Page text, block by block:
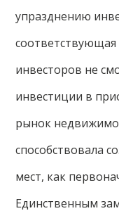
упразднению
инвесторов не
инвестиции в
рынок
способствовала
мест, как
Единственным